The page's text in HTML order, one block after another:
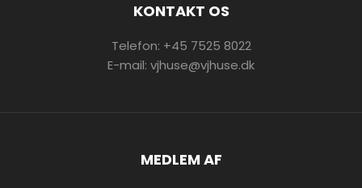
KONTAKT OS
Telefon: +45 7525 8022
E-mail: vjhuse@vjhuse.dk
MEDLEM AF